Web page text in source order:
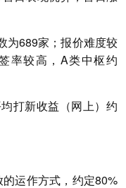
为689家；报价难度较
率较高，A类中枢约
打新收益（网上）约
运作方式，约定80%